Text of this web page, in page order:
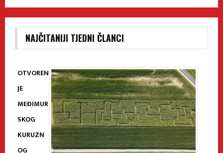
NAJČITANIJI TJEDNI ČLANCI
OTVOREN
JE
MEĐIMUR
SKOG
KURUZN
OG